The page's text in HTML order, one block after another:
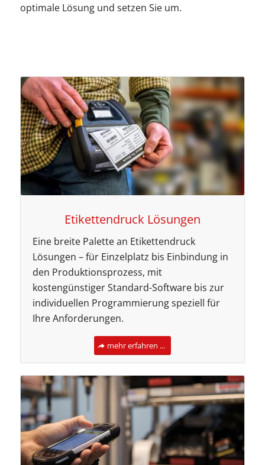
optimale Lösung und setzen Sie um.
Etikettendruck Lösungen
Eine breite Palette an Etikettendruck
Lösungen – für Einzelplatz bis Einbindung in
den Produktionsprozess, mit
kostengünstiger Standard-Software bis zur
individuellen Programmierung speziell für
Ihre Anforderungen.
mehr erfahren ...